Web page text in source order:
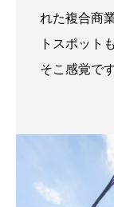
れた複合商
トスポット
そこ感覚です